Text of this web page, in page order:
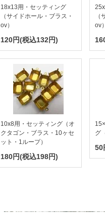
18x13用・セッティング
（サイドホール・ブラス・
ov）
120円(税込132円)
ov
10x8用・セッティング（オ
クタゴン・ブラス・10ヶセ
ット・1ループ）
180円(税込198円)
グ
50